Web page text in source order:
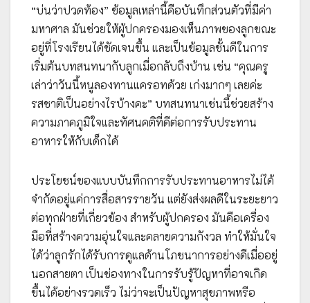
“บ่นว่าปวดท้อง” ข้อมูลเหล่านี้คือบันทึกส่วนตัวที่มีค่า
มหาศาล มันช่วยให้ผู้ปกครองมองเห็นภาพของลูกขณะ
อยู่ที่โรงเรียนได้ชัดเจนขึ้น และเป็นข้อมูลชั้นดีในการ
เริ่มต้นบทสนทนากับลูกเมื่อกลับถึงบ้าน เช่น “คุณครู
เล่าว่าวันนี้หนูลองทานแครอทด้วย เก่งมากๆ เลยค่ะ
รสชาติเป็นอย่างไรบ้างคะ” บทสนทนาเช่นนี้ช่วยสร้าง
ความภาคภูมิใจและทัศนคติที่ดีต่อการรับประทาน
อาหารให้กับเด็กได้
ประโยชน์ของแบบบันทึกการรับประทานอาหารไม่ได้
จำกัดอยู่แค่การสื่อสารรายวัน แต่ยังส่งผลดีในระยะยาว
ต่อทุกฝ่ายที่เกี่ยวข้อง สำหรับผู้ปกครอง มันคือเครื่อง
มือที่สร้างความอุ่นใจและคลายความกังวล ทำให้มั่นใจ
ได้ว่าลูกรักได้รับการดูแลด้านโภชนาการอย่างดีเมื่ออยู่
นอกสายตา เป็นช่องทางในการรับรู้ปัญหาที่อาจเกิด
ขึ้นได้อย่างรวดเร็ว ไม่ว่าจะเป็นปัญหาสุขภาพหรือ